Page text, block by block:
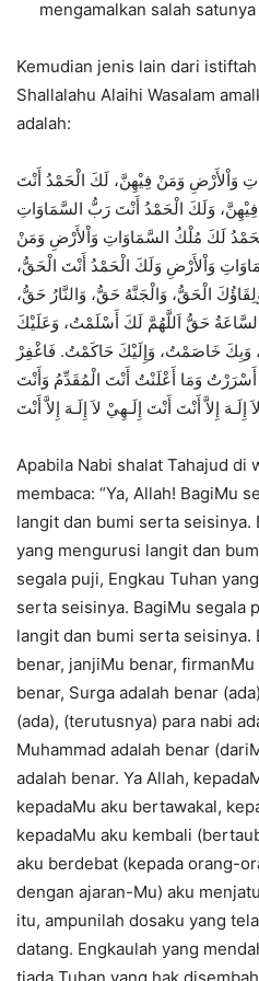
mengamalkan salah
Kemudian jenis lain dari
Shallalahu Alaihi Wasalam
adalah:
وَاْلأَرْضِ وَمَنْ فِيْهِنَّ، لَكَ الْحَمْدُ أَنْتَ
وَلَكَ الْحَمْدُ أَنْتَ رَبُّ السَّمَاوَاتِ
لَكَ مُلْكُ السَّمَاوَاتِ وَاْلأَرْضِ وَمَنْ
وَاْلأَرْضِ وَلَكَ الْحَمْدُ أَنْتَ الْحَقُّ،
الْحَقُّ، وَالْجَنَّهُ حَقُّ، وَالنَّارُ حَقُّ،
حَقُّ اَللَّهُمَّ لَكَ أَسْلَمْتُ، وَعَلَيْكَ
وَبِكَ خَاصَمْتُ، وَإِلَيْكَ حَاكَمْتُ. فَاغْفِرْ
وَمَا أَعْلَنْتُ أَنْتَ الْمُقَدِّمُ وَأَنْتَ
إِلَـهَ إِلاَّ أَنْتَ أَنْتَ إِلَـهِيْ لاَ إِلَـهَ إِلاَّ أَنْتَ
Apabila Nabi shalat Tahajud di
membaca: “Ya, Allah! BagiMu
langit dan bumi serta seisinya.
yang mengurusi langit dan
segala puji, Engkau Tuhan
serta seisinya. BagiMu segala
langit dan bumi serta seisinya.
benar, janjiMu benar,
benar, Surga adalah benar
(ada), (terutusnya) para nabi
Muhammad adalah benar
adalah benar. Ya Allah,
kepadaMu aku bertawakal,
kepadaMu aku kembali
aku berdebat (kepada orang-
dengan ajaran-Mu) aku
itu, ampunilah dosaku yang
datang. Engkaulah yang